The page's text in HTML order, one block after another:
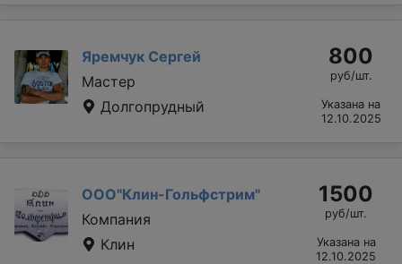
Яремчук Сергей
Мастер
Долгопрудный
800
руб/шт.
Указана на
12.10.2025
ООО"Клин-Гольфстрим"
Компания
Клин
1500
руб/шт.
Указана на
12.10.2025